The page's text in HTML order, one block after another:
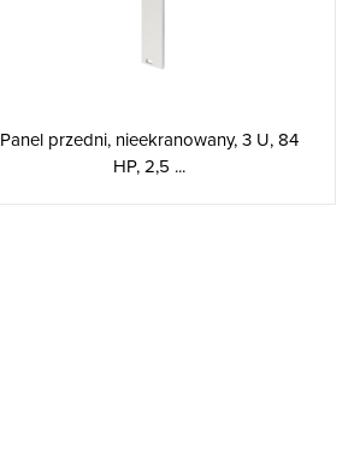
Panel przedni, nieekranowany, 3 U, 84
HP, 2,5 ...